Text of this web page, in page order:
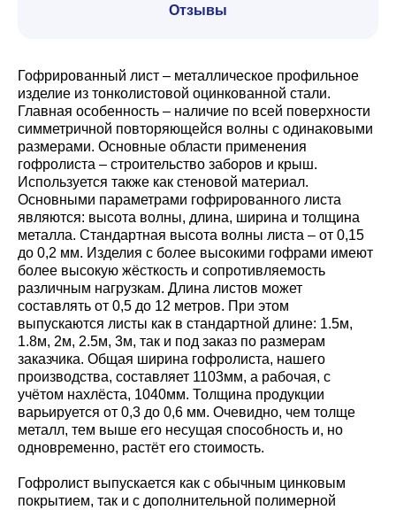
Отзывы
Гофрированный лист – металлическое профильное
изделие из тонколистовой оцинкованной стали.
Главная особенность – наличие по всей поверхности
симметричной повторяющейся волны с одинаковыми
размерами. Основные области применения
гофролиста – строительство заборов и крыш.
Используется также как стеновой материал.
Основными параметрами гофрированного листа
являются: высота волны, длина, ширина и толщина
металла. Стандартная высота волны листа – от 0,15
до 0,2 мм. Изделия с более высокими гофрами имеют
более высокую жёсткость и сопротивляемость
различным нагрузкам. Длина листов может
составлять от 0,5 до 12 метров. При этом
выпускаются листы как в стандартной длине: 1.5м,
1.8м, 2м, 2.5м, 3м, так и под заказ по размерам
заказчика. Общая ширина гофролиста, нашего
производства, составляет 1103мм, а рабочая, с
учётом нахлёста, 1040мм. Толщина продукции
варьируется от 0,3 до 0,6 мм. Очевидно, чем толще
металл, тем выше его несущая способность и, но
одновременно, растёт его стоимость.
Гофролист выпускается как с обычным цинковым
покрытием, так и с дополнительной полимерной